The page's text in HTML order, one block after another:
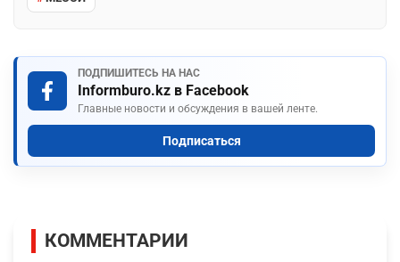
ПОДПИШИТЕСЬ НА НАС
Informburo.kz в Facebook
Главные новости и обсуждения в вашей ленте.
Подписаться
КОММЕНТАРИИ